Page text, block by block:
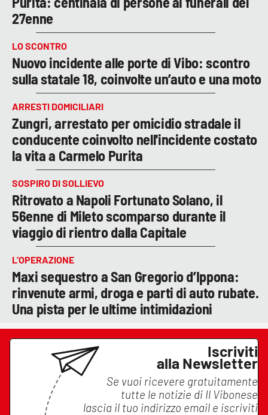
27enne
LO SCONTRO
Nuovo incidente alle porte di Vibo: scontro
sulla statale 18, coinvolte un’auto e una moto
ARRESTI DOMICILIARI
Zungri, arrestato per omicidio stradale il
conducente coinvolto nell'incidente costato
la vita a Carmelo Purita
SOSPIRO DI SOLLIEVO
Ritrovato a Napoli Fortunato Solano, il
56enne di Mileto scomparso durante il
viaggio di rientro dalla Capitale
L’OPERAZIONE
Maxi sequestro a San Gregorio d’Ippona:
rinvenute armi, droga e parti di auto rubate.
Una pista per le ultime intimidazioni
Iscriviti
alla Newsletter
Se vuoi ricevere gratuitamente
tutte le notizie di Il Vibonese
lascia il tuo indirizzo email e iscriviti